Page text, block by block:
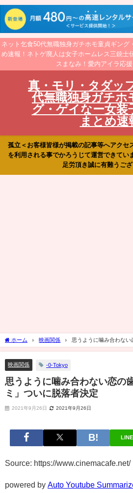
ネット乞食50代無職独身ガチホモ童貞ギング
め速報！ネトゲ廃人は女子ホームレス三銃士
スまなみ！愛内アイラ応援
真・モリ・タダッ
代無職独身ガチホ
グ・ゲイなー女装
まとめ速
孤立＜お客様皆様が掲載の記事等へアクセ
を利用される事でかろうじて運営できてい
足労頂き誠に有難うござ
ホーム 映画関係
思うように噛み合わな
に脱落者決定
映画関係 -0-Tokyo
思うように噛み合わない恋の
ミ」ついに脱落者決定
2021年9月26日 2021年9月26日
LINE
Source: https://www.cinemacafe.net/
powered by Auto Youtube